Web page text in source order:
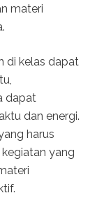
materi
di kelas dapat
dapat
dan energi.
harus
yang